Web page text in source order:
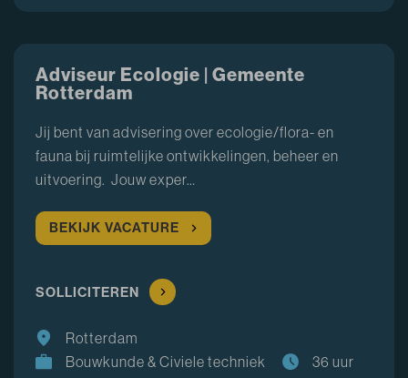
Adviseur Ecologie | Gemeente
Rotterdam
Jij bent van advisering over ecologie/flora- en
fauna bij ruimtelijke ontwikkelingen, beheer en
uitvoering. Jouw exper…
BEKIJK VACATURE
SOLLICITEREN
Rotterdam
Bouwkunde & Civiele techniek
36 uur